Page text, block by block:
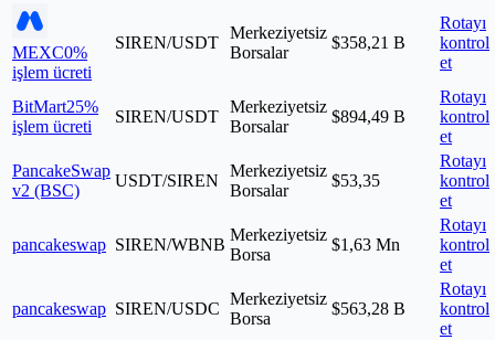
MEXC0%
işlem ücreti
SIREN/USDT
Merkeziyetsiz
Borsalar
$358,21 B
Rotayı
kontrol
et
BitMart25%
işlem ücreti
SIREN/USDT
Merkeziyetsiz
Borsalar
$894,49 B
Rotayı
kontrol
et
PancakeSwap
v2 (BSC)
USDT/SIREN
Merkeziyetsiz
Borsalar
$53,35
Rotayı
kontrol
et
pancakeswap SIREN/WBNB
Merkeziyetsiz
Borsa
$1,63 Mn
Rotayı
kontrol
et
pancakeswap SIREN/USDC
Merkeziyetsiz
Borsa
$563,28 B
Rotayı
kontrol
et